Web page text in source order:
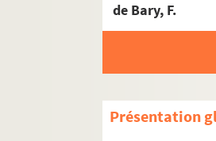
de Bary, F.
Présentation1